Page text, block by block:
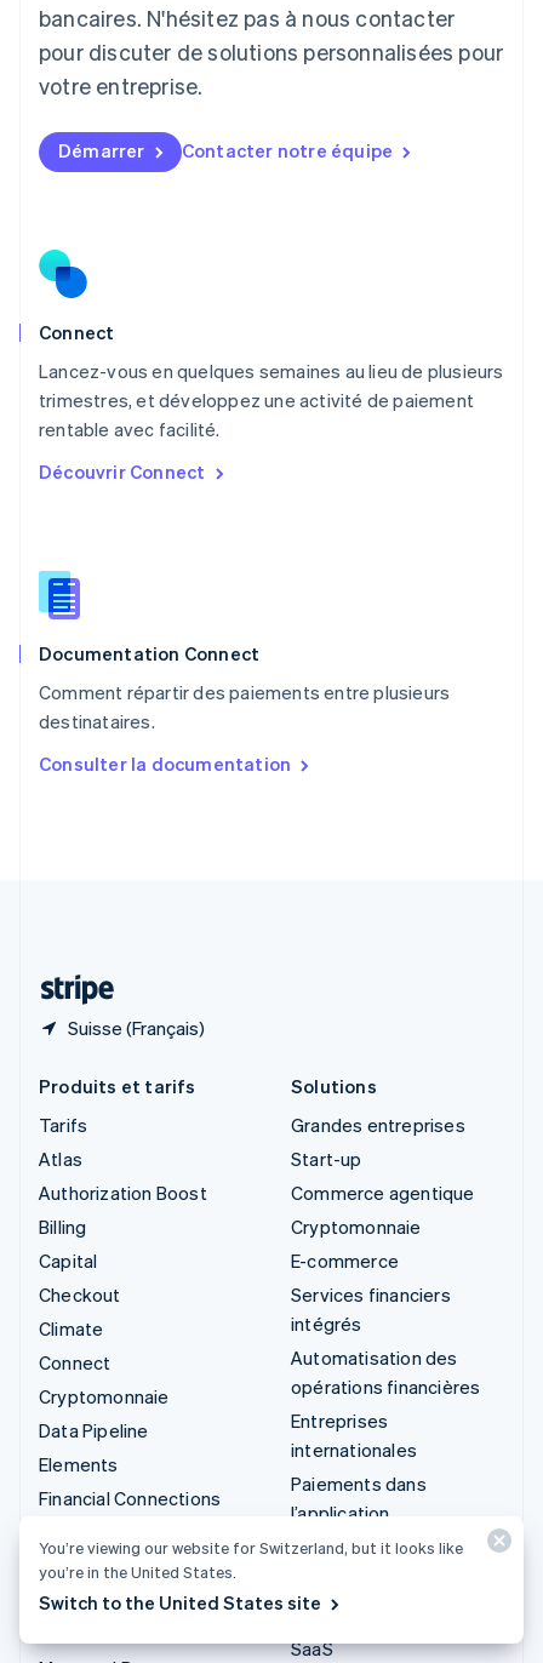
bancaires. N'hésitez pas à nous contacter
pour discuter de solutions personnalisées pour
votre entreprise.
Démarrer Contacter notre équipe
Connect
Lancez-vous en quelques semaines au lieu de plusieurs
trimestres, et développez une activité de paiement
rentable avec facilité.
Découvrir Connect
Documentation Connect
Comment répartir des paiements entre plusieurs
destinataires.
Consulter la documentation
Suisse (Français)
Lituanie
Luxembourg
FrançaisDeutschEnglish
English简体中文
Malte
English
Nouvelle-Zélande
English
NederlandsEnglish
Pologne
English
PortuguêsEnglish
English
Roumanie
Royaume-Uni
Singapour
English简体中文
English
Produits et tarifs
Tarifs
Atlas
Authorization Boost
Billing
Capital
Checkout
Climate
Connect
Cryptomonnaie
Data Pipeline
Elements
Financial Connections
Invoicing
Issuing
Solutions
Grandes entreprises
Start-up
Commerce agentique
Cryptomonnaie
E-commerce
Services financiers
intégrés
Automatisation des
opérations financières
Entreprises
internationales
Paiements dans
l’application
Marketplaces
Plateformes
SaaS
You’re viewing our website for Switzerland, but it looks like
you’re in the United States.
Switch to the United States site